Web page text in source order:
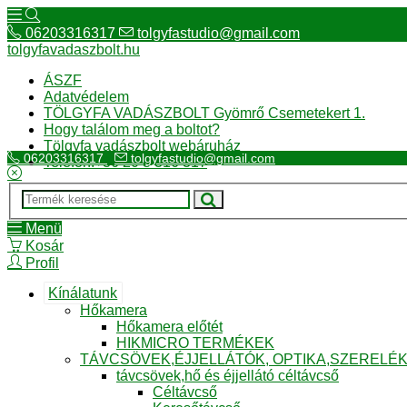
06203316317
tolgyfastudio@gmail.com
tolgyfavadaszbolt.hu
ÁSZF
Adatvédelem
TÖLGYFA VADÁSZBOLT Gyömrő Csemetekert 1.
Hogy találom meg a boltot?
Tölgyfa vadászbolt webáruház
Telefon:+36 20 3 316 317
06203316317 tolgyfastudio@gmail.com
Menü
Kosár
Profil
Kínálatunk
Hőkamera
Hőkamera előtét
HIKMICRO TERMÉKEK
TÁVCSÖVEK,ÉJJELLÁTÓK,
távcsövek,hő és éjjellátó céltávcső
Céltávcső